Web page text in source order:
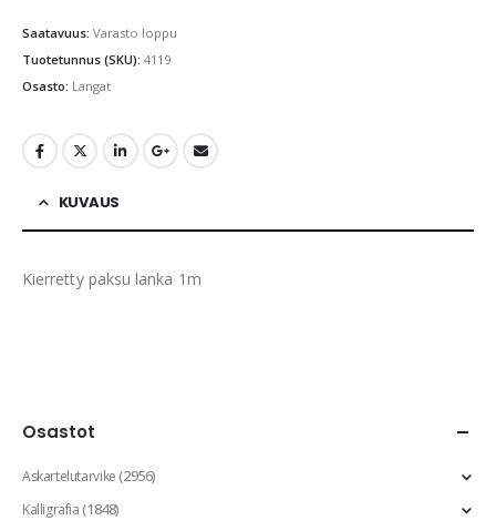
Saatavuus: Varasto loppu
Tuotetunnus (SKU): 4119
Osasto: Langat
KUVAUS
Kierretty paksu lanka 1m
Osastot
Askartelutarvike(2956)
Kalligrafia(1848)